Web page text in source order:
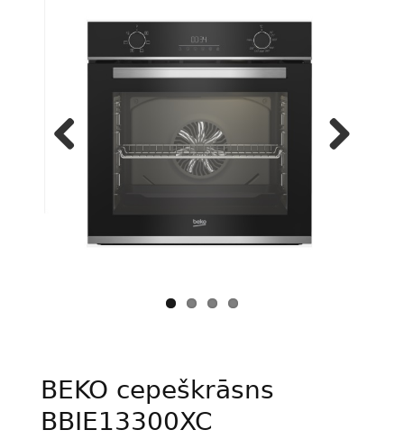
BEKO cepeškrāsns
BBIE13300XC